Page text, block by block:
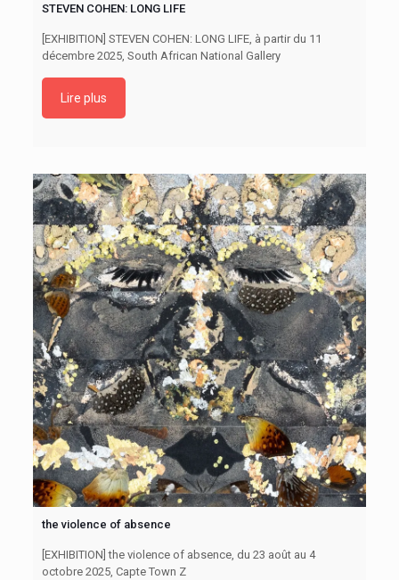
STEVEN COHEN: LONG LIFE
[EXHIBITION] STEVEN COHEN: LONG LIFE, à partir du 11
décembre 2025, South African National Gallery
Lire plus
the violence of absence
[EXHIBITION] the violence of absence, du 23 août au 4
octobre 2025, Capte Town Z